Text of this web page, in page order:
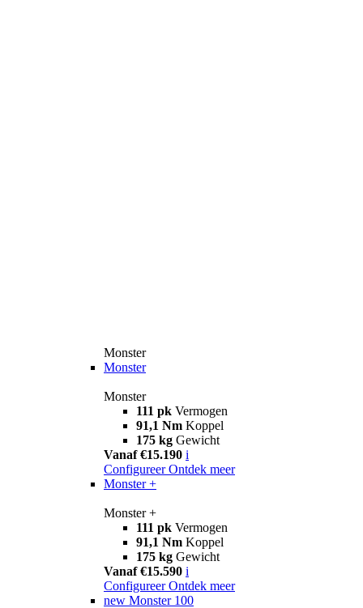
Monster
Monster
Monster
111 pk Vermogen
91,1 Nm Koppel
175 kg Gewicht
Vanaf €15.190 i
Configureer Ontdek meer
Monster +
Monster +
111 pk Vermogen
91,1 Nm Koppel
175 kg Gewicht
Vanaf €15.590 i
Configureer Ontdek meer
new Monster 100